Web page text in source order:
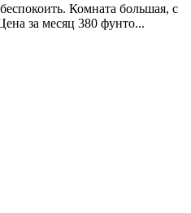
Комната большая, с
за месяц 380 фунто...